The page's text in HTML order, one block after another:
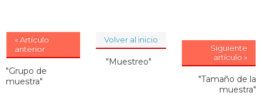
« Artículo
anterior
"Grupo de
muestra"
Volver al inicio
"Muestreo"
Siguiente
artículo »
"Tamaño de la
muestra"